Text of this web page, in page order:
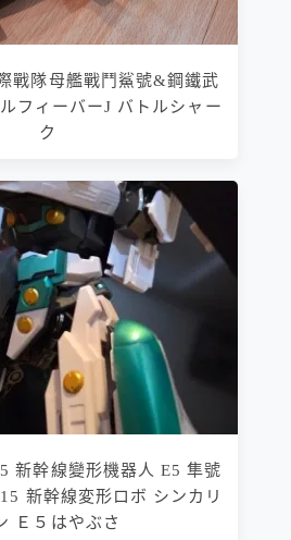
戰隊母艦戰鬥鯊號&鋼鐵武
フィーバーJ バトルシャー
ク
新幹線變形機器人 E5 隼號
新幹線変形ロボ シンカリ
Ｅ５はやぶさ